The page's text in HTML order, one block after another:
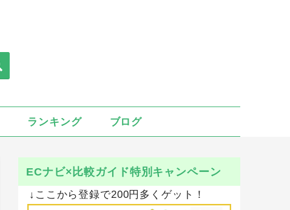
ランキング ブログ
ECナビ×比較ガイド特別キャンペーン
↓ここから登録で200円多くゲット！